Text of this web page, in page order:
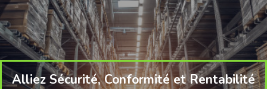
Alliez Sécurité, Conformité et Rentabilité